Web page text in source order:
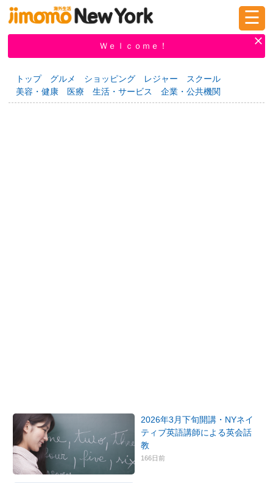
新規登録
掲示板 タウン情報 教えて！
☰
Ｗｅｌｃｏｍｅ！
トップ グルメ ショッピング レジャー
スクール
美容・健康
医療 生活・サービス 企業・公共機関
2026年3月下旬開講・NYネイ
ティブ英語講師による英会話
教
166日前